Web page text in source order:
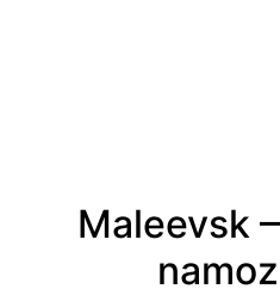
Maleevsk